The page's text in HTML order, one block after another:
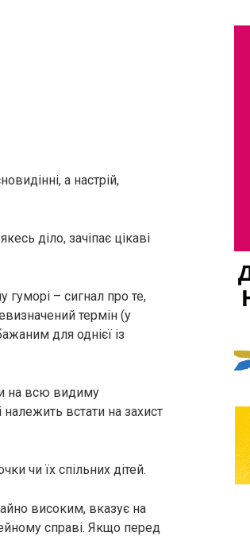
а настрій,
діло, зачіпає цікаві
гуморі – сигнал про те,
термін (у
для однієї із
на всю видиму
встати на захист
чи їх спільних дітей.
високим, вказує на
справі. Якщо перед